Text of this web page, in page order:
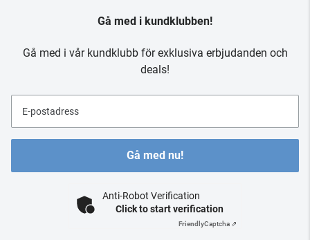
Gå med i kundklubben!
Gå med i vår kundklubb för exklusiva erbjudanden och
deals!
E-postadress
Gå med nu!
Anti-Robot Verification
Click to start verification
FriendlyCaptcha ⇗